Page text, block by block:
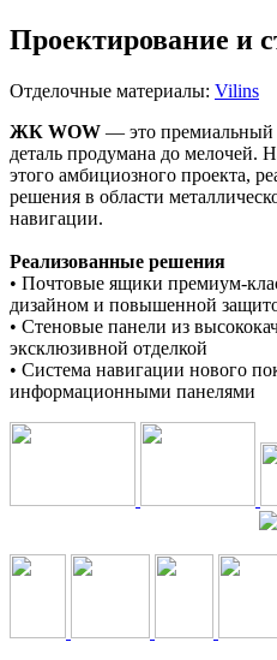
Проектирование и
Отделочные материалы: Vilins
ЖК WOW — это премиальный
деталь продумана до мелочей.
этого амбициозного проекта,
решения в области
навигации.
Реализованные решения
• Почтовые ящики премиум-
дизайном и повышенной
• Стеновые панели из
эксклюзивной отделкой
• Система навигации нового
информационными панелями